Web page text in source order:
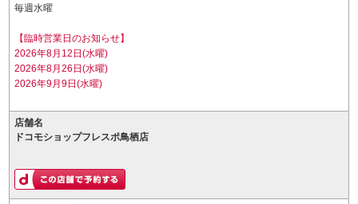
毎週水曜
【臨時営業日のお知らせ】
2026年8月12日(水曜)
2026年8月26日(水曜)
2026年9月9日(水曜)
店舗名
ドコモショップフレスポ鳥栖店